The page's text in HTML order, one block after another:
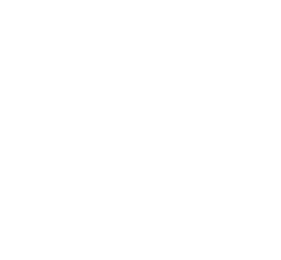
majorem: quomodo ergo abundavit post legem, quae
committebat voluntas sed ante legem p
suae miserationis admonitum, desperatis rebu
renuntiare nos mundo omnibusque peccatis professi
ergo ait eum justificatum esse, quem mort
suscitatus a mortuis jam non moritur, mors in
generantis arguitur? luce clarius est, quod sola a ma
ex mortuis viventes, et membra vestra arma justit
videlicet, liberatos a lege, quae intentabat
servos se non dicere peccati, nisi eos quos co